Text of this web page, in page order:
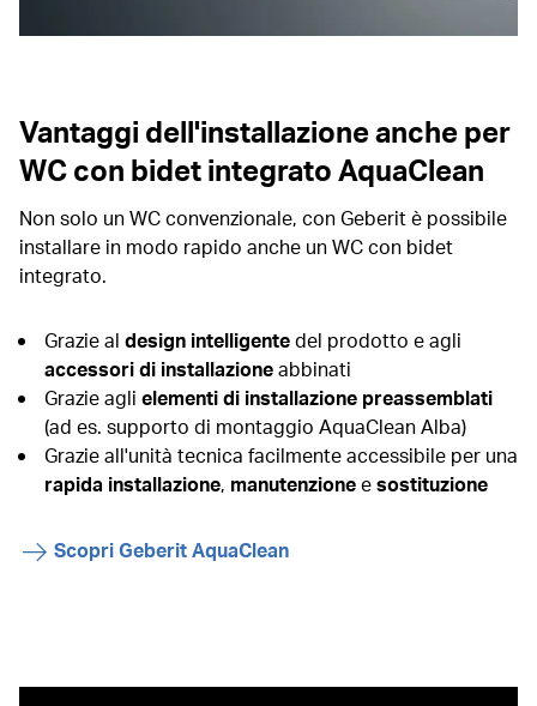
Vantaggi dell'installazione anche per
WC con bidet integrato AquaClean
Non solo un WC convenzionale, con Geberit è possibile
installare in modo rapido anche un WC con bidet
integrato.
Grazie al design intelligentedel prodotto e agli
accessori di installazioneabbinati
Grazie agli elementi di installazione preassemblati
(ad es. supporto di montaggio AquaClean Alba)
Grazie all'unità tecnica facilmente accessibile per una
rapida installazione, manutenzioneesostituzione
Scopri Geberit AquaClean